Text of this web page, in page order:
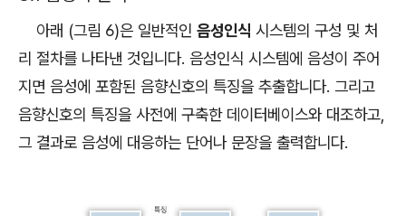
아래 (그림 6)은 일반적인 음성인식 시스템의 구성 및 처
리 절차를 나타낸 것입니다. 음성인식 시스템에 음성이 주어
지면 음성에 포함된 음향신호의 특징을 추출합니다. 그리고
음향신호의 특징을 사전에 구축한 데이터베이스와 대조하고,
그 결과로 음성에 대응하는 단어나 문장을 출력합니다.